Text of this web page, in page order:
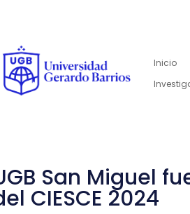
Inicio
San Miguel
CIESCE 2024